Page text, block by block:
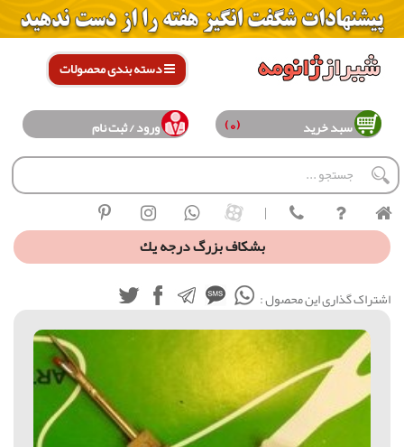
دسته بندی محصولات
سبد خرید (0) ورود / ثبت نام
|
بشكاف بزرگ درجه يك
اشتراک گذاری این محصول :